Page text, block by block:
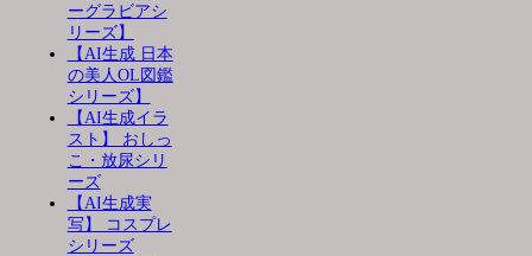
ーグラビアシ
リーズ】
【AI生成 日本
の美人OL図鑑
シリーズ】
【AI生成イラ
スト】 おしっ
こ・放尿シリ
ーズ
【AI生成実
写】 コスプレ
シリーズ